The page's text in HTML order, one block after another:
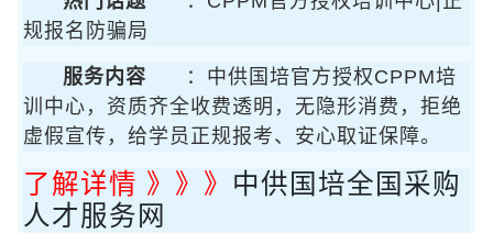
规报名防骗局
服务内容
：中供国培官方授权CPPM培
训中心，资质齐全收费透明，无隐形消费，拒绝
虚假宣传，给学员正规报考、安心取证保障。
了解详情 》》》 中供国培全国采购
人才服务网